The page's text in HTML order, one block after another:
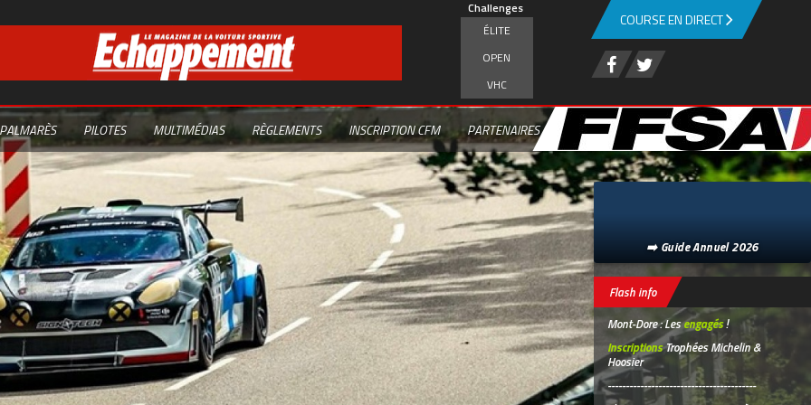
Challenges
ÉLITE
OPEN
VHC
PALMARÈS PILOTES MULTIMÉDIAS RÈGLEMENTS INSCRIPTION CFM PARTENAIRES
COURSE EN DIRECT
➡️ Guide Annuel 2026
Flash info
Mont-Dore : Lesengagés!
InscriptionsTrophées Michelin &
Hoosier
-----------------------------------------